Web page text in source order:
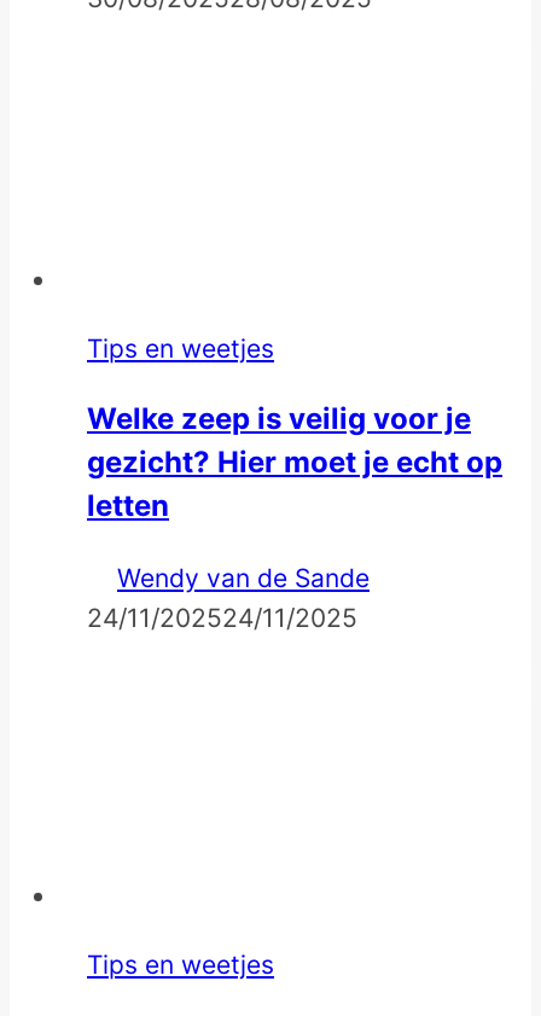
Tips en weetjes
Welke zeep is veilig voor je
gezicht? Hier moet je echt op
letten
Wendy van de Sande
24/11/202524/11/2025
Tips en weetjes